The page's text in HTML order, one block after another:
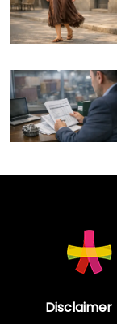
Disclaimer